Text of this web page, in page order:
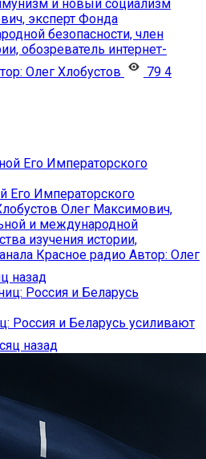
и новый социализм
эксперт Фонда
безопасности, член
обозреватель интернет-
Олег Хлобустов 79 4
Его Императорского
Олег Максимович,
и международной
изучения истории,
Красное радио Автор: Олег
назад
Россия и Беларусь усиливают
назад